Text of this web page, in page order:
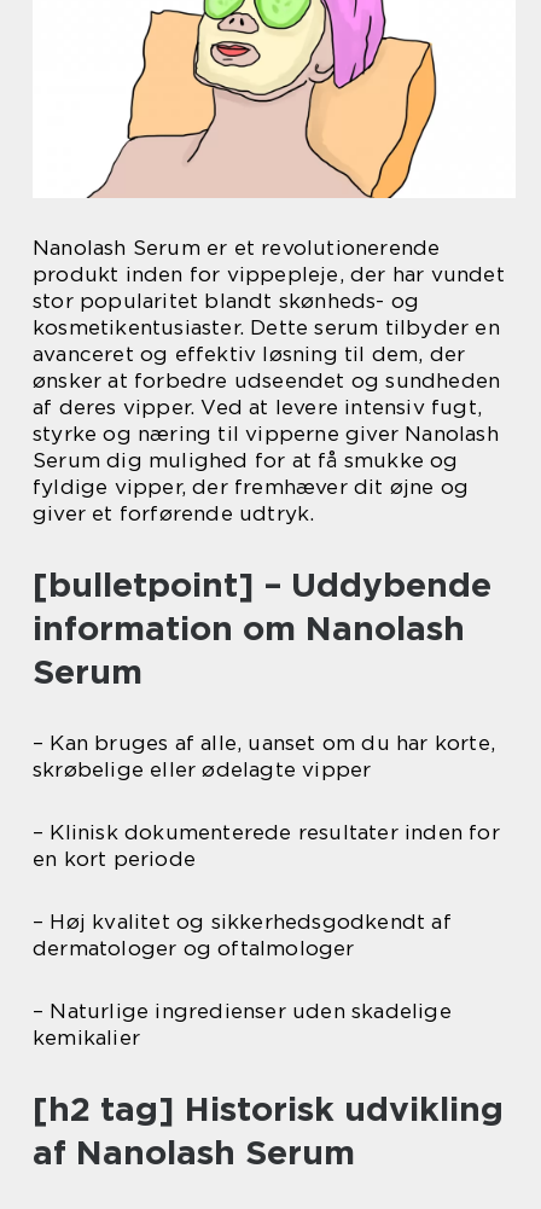
Nanolash Serum er et revolutionerende
produkt inden for vippepleje, der har vundet
stor popularitet blandt skønheds- og
kosmetikentusiaster. Dette serum tilbyder en
avanceret og effektiv løsning til dem, der
ønsker at forbedre udseendet og sundheden
af deres vipper. Ved at levere intensiv fugt,
styrke og næring til vipperne giver Nanolash
Serum dig mulighed for at få smukke og
fyldige vipper, der fremhæver dit øjne og
giver et forførende udtryk.
[bulletpoint] – Uddybende
information om Nanolash
Serum
– Kan bruges af alle, uanset om du har korte,
skrøbelige eller ødelagte vipper
– Klinisk dokumenterede resultater inden for
en kort periode
– Høj kvalitet og sikkerhedsgodkendt af
dermatologer og oftalmologer
– Naturlige ingredienser uden skadelige
kemikalier
[h2 tag] Historisk udvikling
af Nanolash Serum